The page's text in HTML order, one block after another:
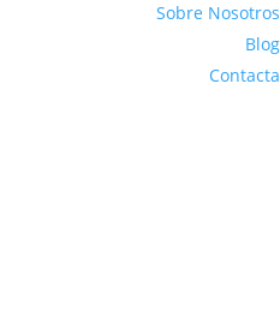
Sobre Nosotros
Blog
Contacta